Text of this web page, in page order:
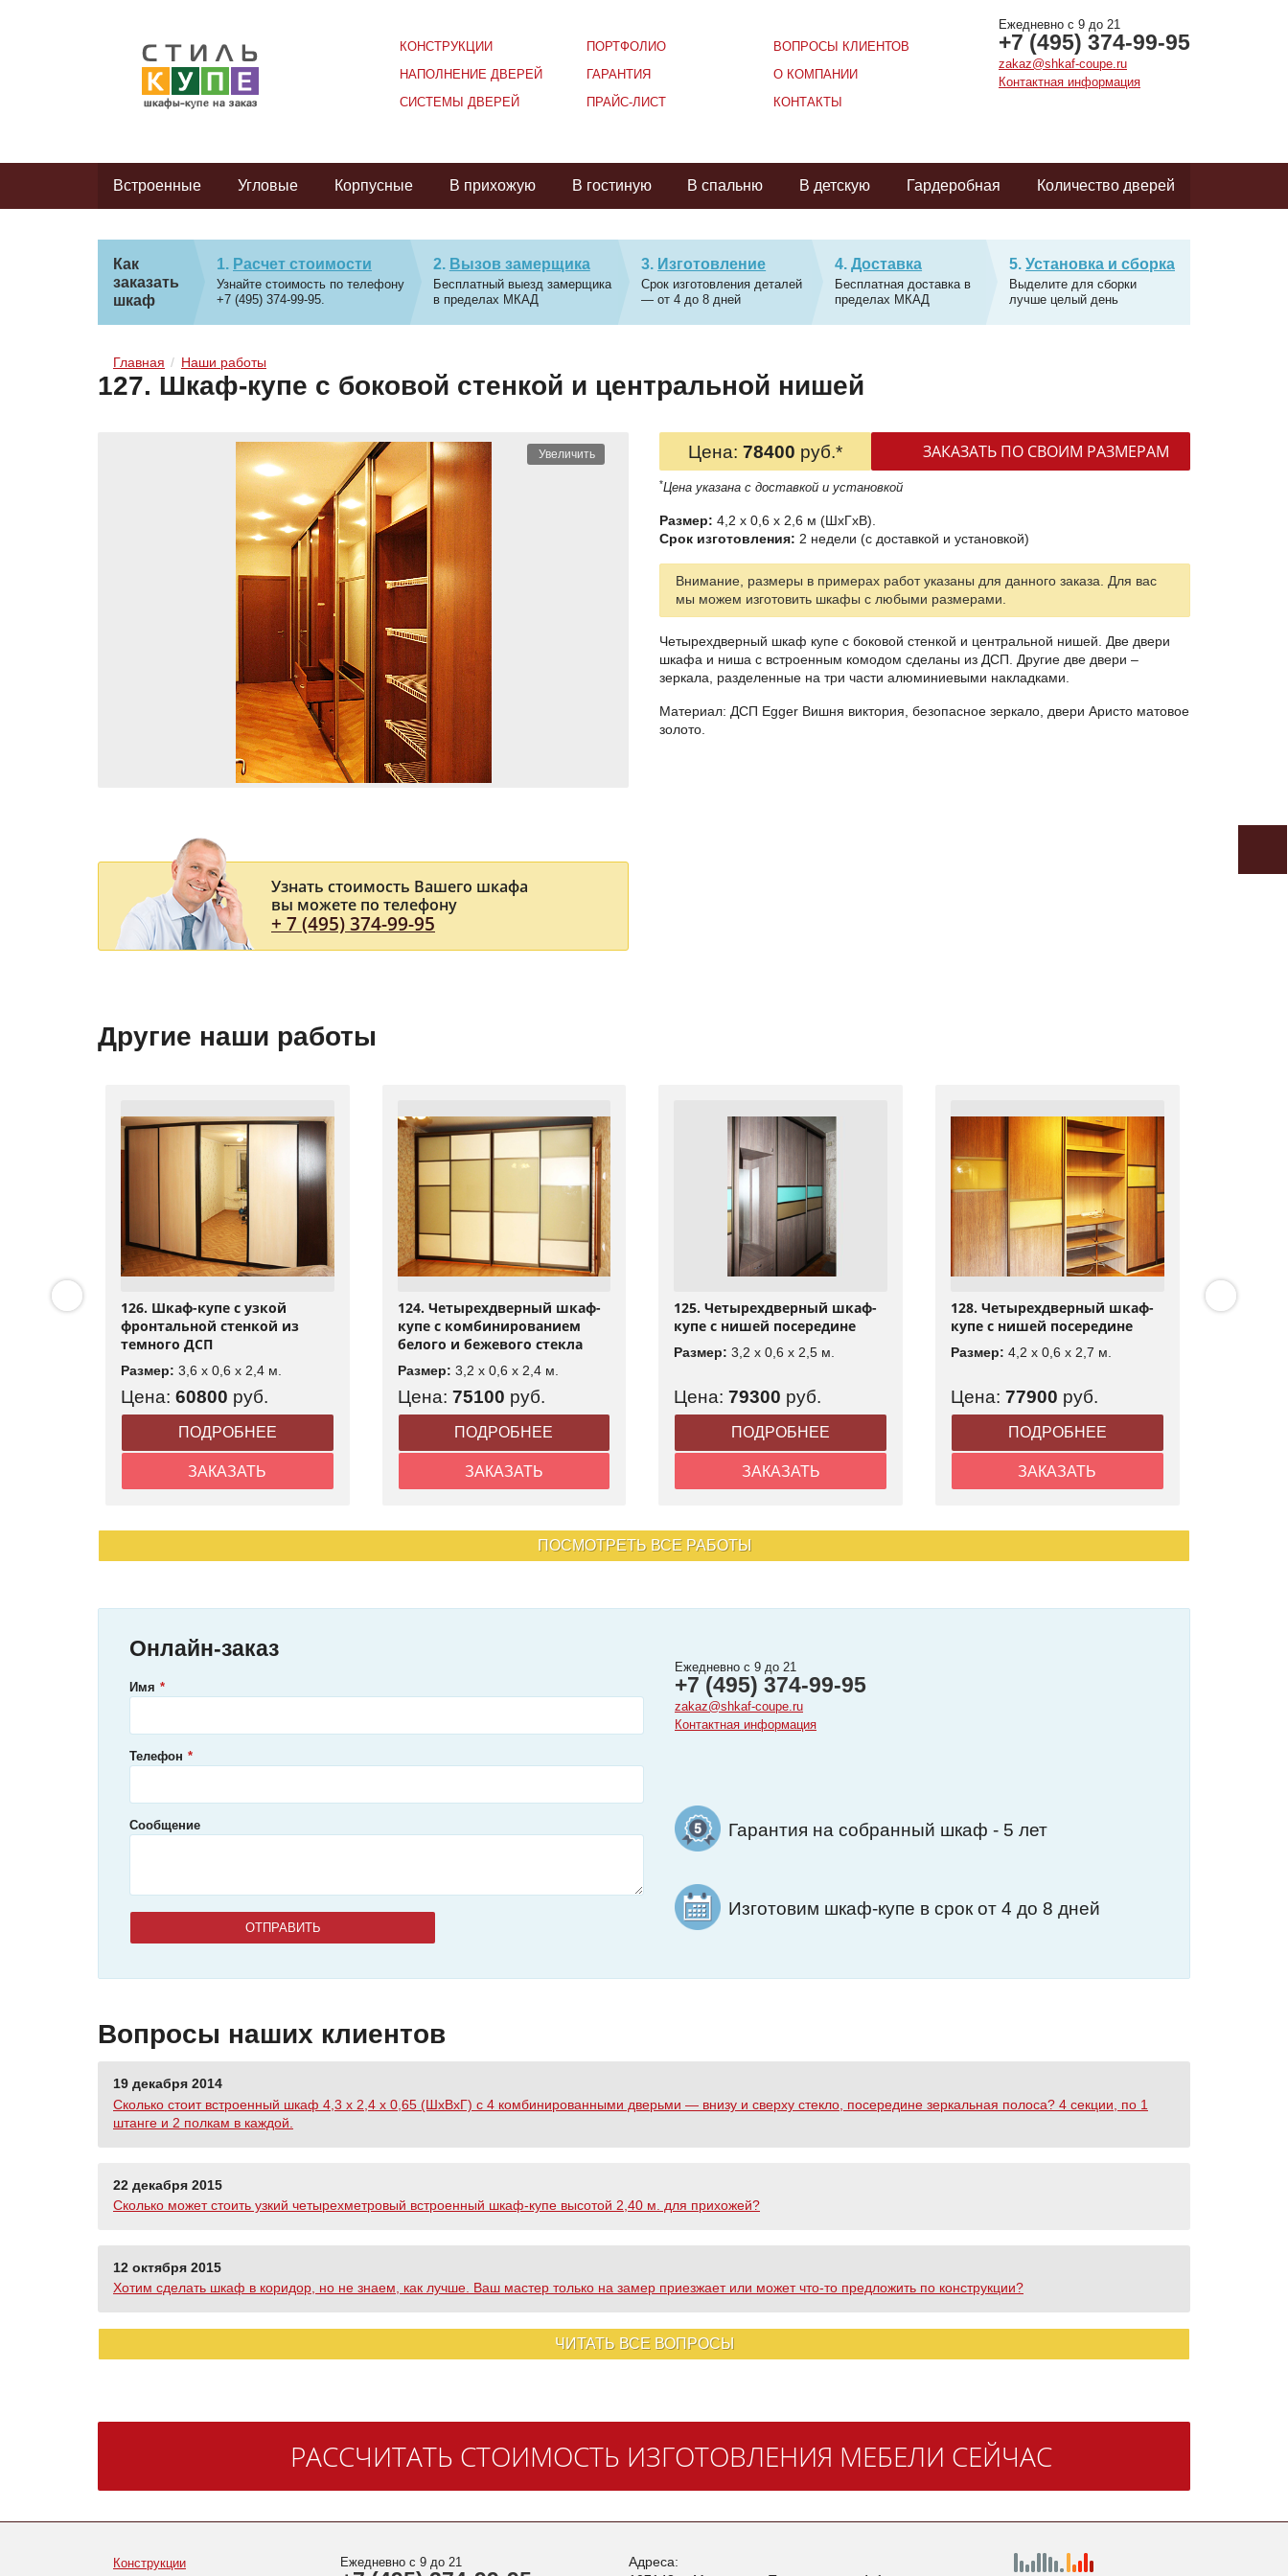
Ежедневно с 9 до 21
+7 (495) 374-99-95
zakaz@shkaf-coupe.ru
Контактная информация
КОНСТРУКЦИИ
НАПОЛНЕНИЕ ДВЕРЕЙ
СИСТЕМЫ ДВЕРЕЙ
ПОРТФОЛИО
ГАРАНТИЯ
ПРАЙС-ЛИСТ
ВОПРОСЫ КЛИЕНТОВ
О КОМПАНИИ
КОНТАКТЫ
Встроенные Угловые Корпусные В прихожую В гостиную В спальню В детскую Гардеробная Количество дверей
Как
заказать
шкаф
Расчет стоимости
Узнайте стоимость по телефону
+7 (495) 374-99-95.
Вызов замерщика
Бесплатный выезд замерщика
в пределах МКАД
Изготовление
Срок изготовления деталей
— от 4 до 8 дней
Доставка
Бесплатная доставка в
пределах МКАД
Установка и сборка
Выделите для сборки
лучше целый день
Главная Наши работы
127. Шкаф-купе с боковой стенкой и центральной нишей
Увеличить
Узнать стоимость Вашего шкафа
вы можете по телефону
+ 7 (495) 374-99-95
Цена: 78400 руб.* ЗАКАЗАТЬ ПО СВОИМ РАЗМЕРАМ
*Цена указана с доставкой и установкой
Размер: 4,2 x 0,6 x 2,6 м (ШxГxВ).
Срок изготовления: 2 недели (с доставкой и установкой)
Внимание, размеры в примерах работ указаны для данного заказа. Для вас
мы можем изготовить шкафы с любыми размерами.
Четырехдверный шкаф купе с боковой стенкой и центральной нишей. Две двери
шкафа и ниша с встроенным комодом сделаны из ДСП. Другие две двери –
зеркала, разделенные на три части алюминиевыми накладками.
Материал: ДСП Egger Вишня виктория, безопасное зеркало, двери Аристо матовое
золото.
Другие наши работы
126. Шкаф-купе с узкой
фронтальной стенкой из
темного ДСП
Размер: 3,6 x 0,6 x 2,4 м.
Цена: 60800 руб.
ПОДРОБНЕЕ
ЗАКАЗАТЬ
124. Четырехдверный шкаф-
купе с комбинированием
белого и бежевого стекла
Размер: 3,2 x 0,6 x 2,4 м.
Цена: 75100 руб.
ПОДРОБНЕЕ
ЗАКАЗАТЬ
125. Четырехдверный шкаф-
купе с нишей посередине
Размер:3,2 x 0,6 x 2,5 м.
Цена:79300 руб.
ПОДРОБНЕЕ
ЗАКАЗАТЬ
128. Четырехдверный шкаф-
купе с нишей посередине
Размер:4,2 x 0,6 x 2,7 м.
Цена:77900 руб.
ПОДРОБНЕЕ
ЗАКАЗАТЬ
129.
ПОСМОТРЕТЬ ВСЕ РАБОТЫ
Онлайн-заказ
Имя
Телефон
Сообщение
Ежедневно с 9 до 21
+7 (495) 374-99-95
zakaz@shkaf-coupe.ru
Контактная информация
Гарантия на собранный шкаф - 5 лет
Изготовим шкаф-купе в срок от 4 до 8 дней
Вопросы наших клиентов
19 декабря 2014
Сколько стоит встроенный шкаф 4,3 х 2,4 х 0,65 (ШхВхГ) с 4 комбинированными дверьми — внизу и сверху стекло, посередине зеркальная полоса? 4 секции, по 1
штанге и 2 полкам в каждой.
22 декабря 2015
Сколько может стоить узкий четырехметровый встроенный шкаф-купе высотой 2,40 м. для прихожей?
12 октября 2015
Хотим сделать шкаф в коридор, но не знаем, как лучше. Ваш мастер только на замер приезжает или может что-то предложить по конструкции?
ЧИТАТЬ ВСЕ ВОПРОСЫ
РАССЧИТАТЬ СТОИМОСТЬ ИЗГОТОВЛЕНИЯ МЕБЕЛИ СЕЙЧАС
Конструкции Ежедневно с 9 до 21
Адреса: